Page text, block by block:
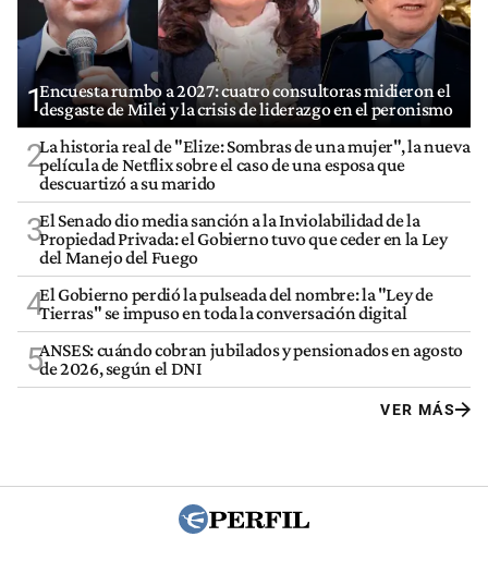
1Encuesta rumbo a 2027: cuatro consultoras midieron el
desgaste de Milei y la crisis de liderazgo en el peronismo
2La historia real de "Elize: Sombras de una mujer", la nueva
película de Netflix sobre el caso de una esposa que
descuartizó a su marido
3El Senado dio media sanción a la Inviolabilidad de la
Propiedad Privada: el Gobierno tuvo que ceder en la Ley
del Manejo del Fuego
4El Gobierno perdió la pulseada del nombre: la "Ley de
Tierras" se impuso en toda la conversación digital
5ANSES: cuándo cobran jubilados y pensionados en agosto
de 2026, según el DNI
VER MÁS